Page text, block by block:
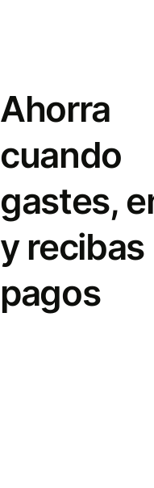
Ahorra
cuando
gastes,
y recibas
pagos